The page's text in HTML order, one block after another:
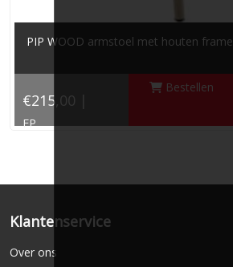
PIP WOOD armstoel met houten frame
€215,00 |
FP
Bestellen
Klantenservice
Over ons